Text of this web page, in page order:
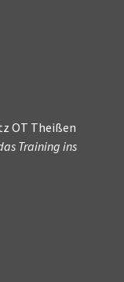
OT Theißen
Training ins